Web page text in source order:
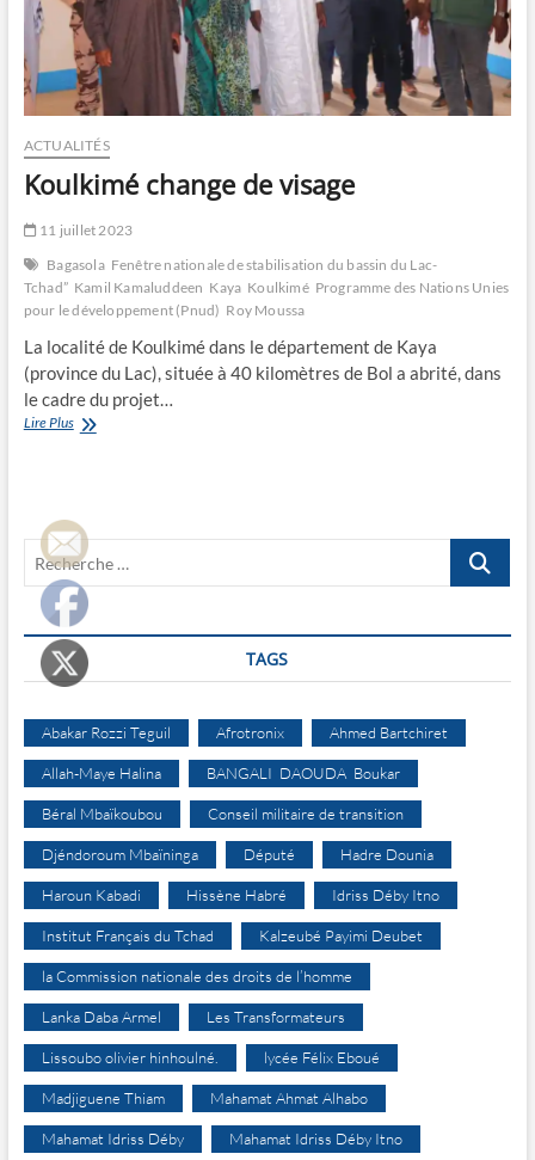
ACTUALITÉS
Koulkimé change de visage
11 juillet 2023
Bagasola Fenêtre nationale de stabilisation du bassin du Lac-
Tchad” Kamil Kamaluddeen Kaya Koulkimé Programme des Nations Unies
pour le développement (Pnud) Roy Moussa
La localité de Koulkimé dans le département de Kaya
(province du Lac), située à 40 kilomètres de Bol a abrité, dans
le cadre du projet…
Lire PlusKoulkimé
Recherche
TAGS
Abakar Rozzi Teguil Afrotronix Ahmed Bartchiret
Allah-Maye Halina BANGALI DAOUDA Boukar
Béral Mbaïkoubou Conseil militaire de transition
Djéndoroum Mbaïninga Député Hadre Dounia
Haroun Kabadi Hissène Habré Idriss Déby Itno
Institut Français du Tchad Kalzeubé Payimi Deubet
la Commission nationale des droits de l’homme
Lanka Daba Armel Les Transformateurs
Lissoubo olivier hinhoulné. lycée Félix Eboué
Madjiguene Thiam Mahamat Ahmat Alhabo
Mahamat Idriss Déby Mahamat Idriss Déby Itno